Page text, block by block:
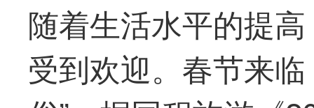
随着生活水平的提
受到欢迎。春节来